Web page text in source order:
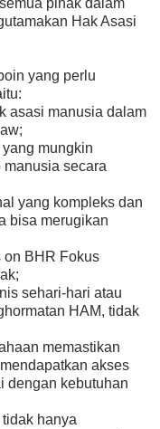
pihak dalam
Hak Asasi
yang perlu
asasi manusia dalam
mungkin
secara
yang kompleks dan
bisa merugikan
on BHR Fokus
sehari-hari atau
HAM, tidak
memastikan
akses
dengan kebutuhan
hanya